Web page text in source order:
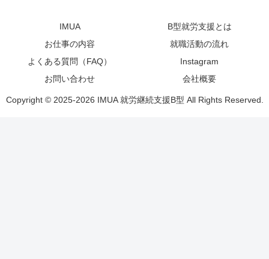
IMUA
B型就労支援とは
お仕事の内容
就職活動の流れ
よくある質問（FAQ）
Instagram
お問い合わせ
会社概要
Copyright © 2025-2026 IMUA 就労継続支援B型 All Rights Reserved.